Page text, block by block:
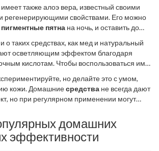
также алоэ вера, известный своими
регенерирующими свойствами. Его можно
пигментные пятна на ночь, и оставить до
солнца, и просто улучшает общее
помнить, что алоэ не вызывает
практически всем, но всегда стоит
тест.
о таких средствах, как мед и натуральный
осветляющим эффектом благодаря
кислотам. Чтобы воспользоваться ими,
лицо на 15–20 минут, а затем смыть. Это
увлажняет кожу и делает её более
но делайте это с умом,
кожи. Домашниесредства не всегда дают
но при регулярном применении могут
недель после регулярного
дважды в неделю.домашних
эффективности